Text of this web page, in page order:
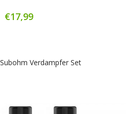
€17,99
Verdampfer Set